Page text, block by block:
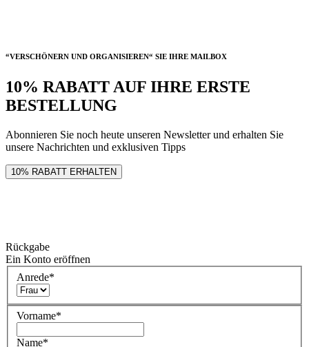
“VERSCHÖNERN UND ORGANISIEREN“ SIE IHRE MAILBOX
10% RABATT AUF IHRE ERSTE
BESTELLUNG
Abonnieren Sie noch heute unseren Newsletter und erhalten Sie
unsere Nachrichten und exklusiven Tipps
10% RABATT ERHALTEN
Rückgabe
Ein Konto eröffnen
Anrede*
Vorname*
Name*